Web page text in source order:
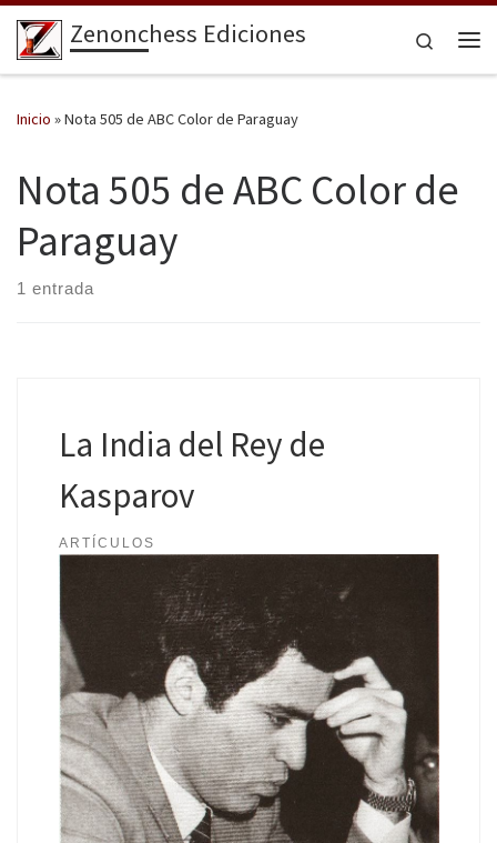
Saltar al contenido
Zenonchess Ediciones
Search
Inicio »Nota 505 de ABC Color de Paraguay
Nota 505 de ABC Color de
Paraguay
1 entrada
La India del Rey de
Kasparov
ARTÍCULOS